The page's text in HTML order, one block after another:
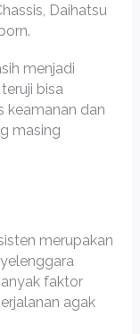
Daihatsu
menjadi
bisa
keamanan dan
masing
merupakan
faktor
agak